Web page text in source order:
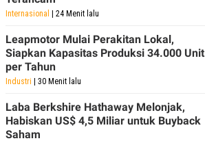
Internasional | 24 Menit lalu
Leapmotor Mulai Perakitan Lokal,
Siapkan Kapasitas Produksi 34.000 Unit
per Tahun
Industri | 30 Menit lalu
Laba Berkshire Hathaway Melonjak,
Habiskan US$ 4,5 Miliar untuk Buyback
Saham